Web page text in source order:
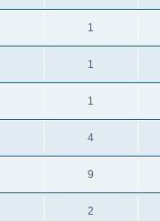
1
1
1
4
9
2